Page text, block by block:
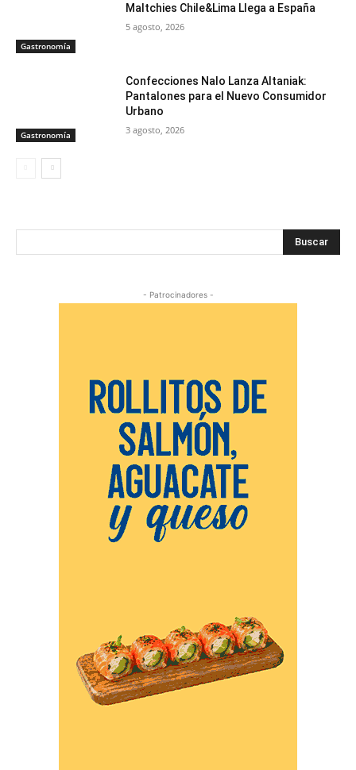
Gastronomía
Maltchies Chile&Lima Llega a España
5 agosto, 2026
Gastronomía
Confecciones Nalo Lanza Altaniak:
Pantalones para el Nuevo Consumidor
Urbano
3 agosto, 2026
Buscar
- Patrocinadores -